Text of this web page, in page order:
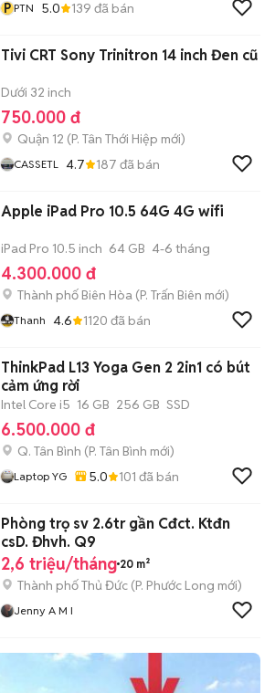
P PTN 5.0 139 đã bán
Tivi CRT Sony Trinitron 14 inch Đen cũ
Dưới 32 inch
750.000 đ
Quận 12 (P. Tân Thới Hiệp mới)
CASSETL 4.7 187 đã bán
Apple iPad Pro 10.5 64G 4G wifi
iPad Pro 10.5 inch 64 GB 4-6 tháng
4.300.000 đ
Thành phố Biên Hòa (P. Trấn Biên mới)
Thanh 4.6 1120 đã bán
ThinkPad L13 Yoga Gen 2 2in1 có bút
cảm ứng rời
Intel Core i5 16 GB 256 GB SSD
6.500.000 đ
Q. Tân Bình (P. Tân Bình mới)
Laptop YG 5.0 101 đã bán
Phòng trọ sv 2.6tr gần Cđct. Ktđn
csD. Đhvh. Q9
2,6 triệu/tháng 20 m²
Thành phố Thủ Đức (P. Phước Long mới)
Jenny A M I